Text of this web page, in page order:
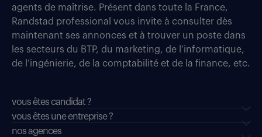
agents de maîtrise. Présent dans toute la France,
Randstad professional vous invite à consulter dès
maintenant ses annonces et à trouver un poste dans
les secteurs du BTP, du marketing, de l’informatique,
de l’ingénierie, de la comptabilité et de la finance, etc.
vous êtes candidat ?
vous êtes une entreprise ?
nos agences